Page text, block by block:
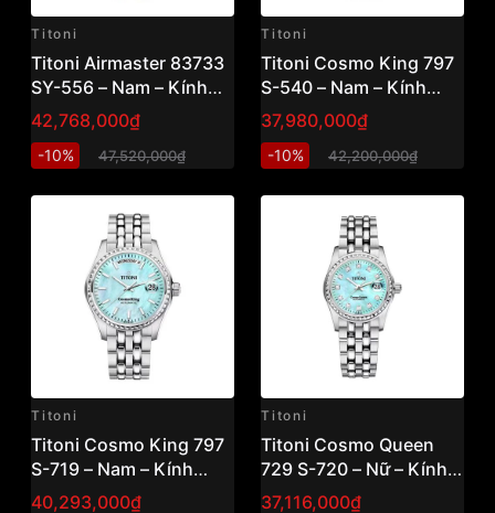
Titoni
Titoni Airmaster 83733
SY-556 – Nam – Kính
Sapphire – Automatic –
Mặt Số 40mm, Mạ Vàng
PVD, Chống Nước
42,768,000₫
-10% 47,520,000₫
Titoni
Titoni Cosmo King 797
S-540 – Nam – Kính
Sapphire – Automatic –
Mặt Số 40mm, Đính Đá
Pha Lê, Chống Nước
37,980,000₫
-10% 42,200,000₫
Titoni
Titoni Cosmo King 797
S-719 – Nam – Kính
Sapphire – Automatic –
40,293,000₫
Titoni
Titoni Cosmo Queen
729 S-720 – Nữ – Kính
Sapphire – Automatic –
37,116,000₫